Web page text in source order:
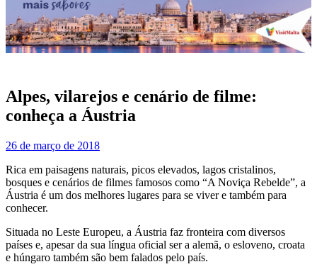
Alpes, vilarejos e cenário de filme:
conheça a Áustria
26 de março de 2018
Rica em paisagens naturais, picos elevados, lagos cristalinos,
bosques e cenários de filmes famosos como “A Noviça Rebelde”, a
Áustria é um dos melhores lugares para se viver e também para
conhecer.
Situada no Leste Europeu, a Áustria faz fronteira com diversos
países e, apesar da sua língua oficial ser a alemã, o esloveno, croata
e húngaro também são bem falados pelo país.